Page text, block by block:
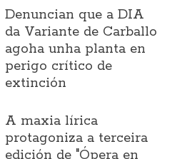
Denuncian que a DIA
da Variante de Carballo
agoha unha planta en
perigo crítico de
extinción
A maxia lírica
protagoniza a terceira
edición de "Ópera en